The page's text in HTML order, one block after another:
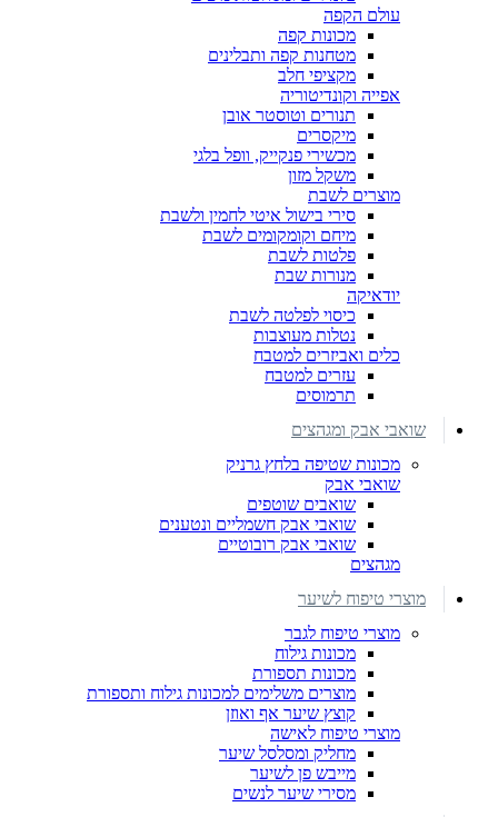
עולם הקפה
מכונות קפה
מטחנות קפה ותבלינים
מקציפי חלב
אפייה וקונדיטוריה
תנורים וטוסטר אובן
מיקסרים
מכשירי פנקייק, וופל בלגי
משקל מזון
מוצרים לשבת
סירי בישול איטי לחמין ולשבת
מיחם וקומקומים לשבת
פלטות לשבת
מנורות שבת
יודאיקה
כיסוי לפלטה לשבת
נטלות מעוצבות
כלים ואביזרים למטבח
עזרים למטבח
תרמוסים
שואבי אבק ומגהצים
מכונות שטיפה בלחץ גרניק
שואבי אבק
שואבים שוטפים
שואבי אבק חשמליים ונטענים
שואבי אבק רובוטיים
מגהצים
מוצרי טיפוח לשיער
מוצרי טיפוח לגבר
מכונות גילוח
מכונות תספורת
מוצרים משלימים למכונות גילוח ותספורת
קוצץ שיער אף ואוזן
מוצרי טיפוח לאישה
מחליק ומסלסל שיער
מייבש פן לשיער
מסירי שיער לנשים